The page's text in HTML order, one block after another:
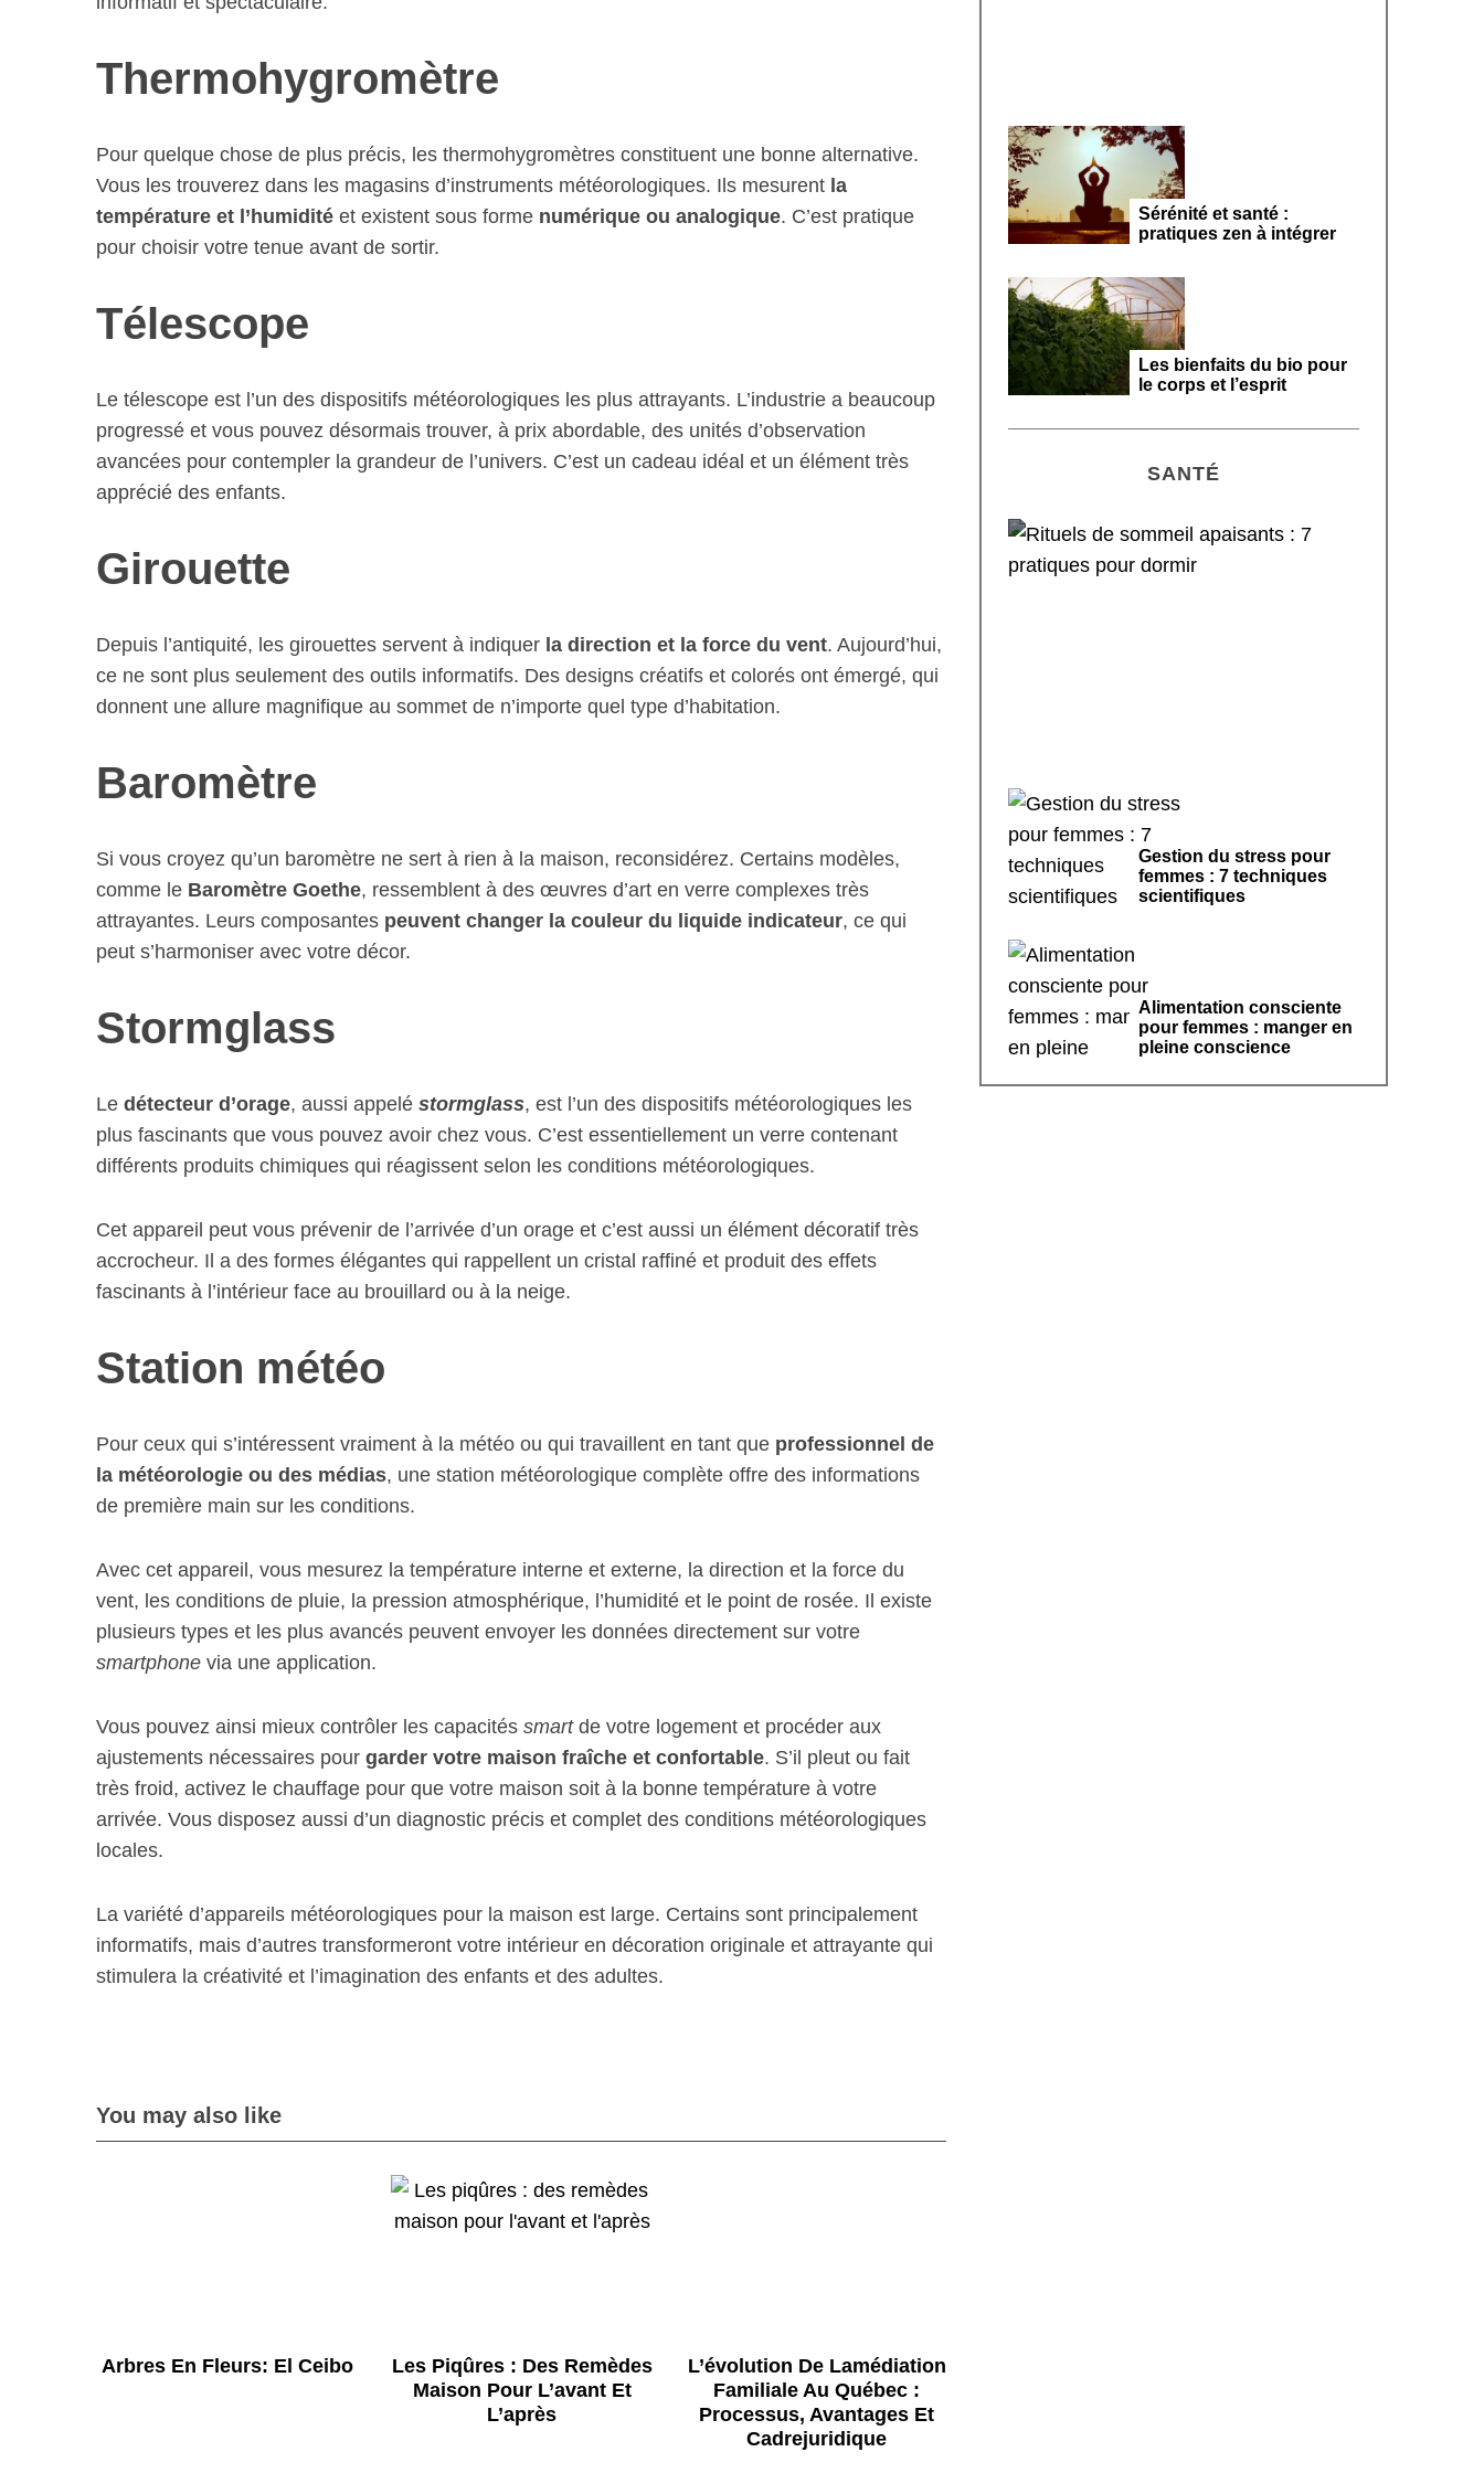
Thermohygromètre
Pour quelque chose de plus précis, les thermohygromètres constituent une bonne alternative.
Vous les trouverez dans les magasins d’instruments météorologiques. Ils mesurent la
température et l’humidité et existent sous forme numérique ou analogique. C’est pratique
pour choisir votre tenue avant de sortir.
Télescope
Le télescope est l’un des dispositifs météorologiques les plus attrayants. L’industrie a beaucoup
progressé et vous pouvez désormais trouver, à prix abordable, des unités d’observation
avancées pour contempler la grandeur de l’univers. C’est un cadeau idéal et un élément très
apprécié des enfants.
Girouette
Depuis l’antiquité, les girouettes servent à indiquer la direction et la force du vent. Aujourd’hui,
ce ne sont plus seulement des outils informatifs. Des designs créatifs et colorés ont émergé, qui
donnent une allure magnifique au sommet de n’importe quel type d’habitation.
Baromètre
Si vous croyez qu’un baromètre ne sert à rien à la maison, reconsidérez. Certains modèles,
comme le Baromètre Goethe, ressemblent à des œuvres d’art en verre complexes très
attrayantes. Leurs composantes peuvent changer la couleur du liquide indicateur, ce qui
peut s’harmoniser avec votre décor.
Stormglass
Le détecteur d’orage, aussi appelé stormglass, est l’un des dispositifs météorologiques les
plus fascinants que vous pouvez avoir chez vous. C’est essentiellement un verre contenant
différents produits chimiques qui réagissent selon les conditions météorologiques.
Cet appareil peut vous prévenir de l’arrivée d’un orage et c’est aussi un élément décoratif très
accrocheur. Il a des formes élégantes qui rappellent un cristal raffiné et produit des effets
fascinants à l’intérieur face au brouillard ou à la neige.
Station météo
Pour ceux qui s’intéressent vraiment à la météo ou qui travaillent en tant que professionnel de
la météorologie ou des médias, une station météorologique complète offre des informations
de première main sur les conditions.
Avec cet appareil, vous mesurez la température interne et externe, la direction et la force du
vent, les conditions de pluie, la pression atmosphérique, l’humidité et le point de rosée. Il existe
plusieurs types et les plus avancés peuvent envoyer les données directement sur votre
smartphone via une application.
Vous pouvez ainsi mieux contrôler les capacités smartde votre logement et procéder aux
ajustements nécessaires pour garder votre maison fraîche et confortable. S’il pleut ou fait
très froid, activez le chauffage pour que votre maison soit à la bonne température à votre
arrivée. Vous disposez aussi d’un diagnostic précis et complet des conditions météorologiques
locales.
La variété d’appareils météorologiques pour la maison est large. Certains sont principalement
informatifs, mais d’autres transformeront votre intérieur en décoration originale et attrayante qui
stimulera la créativité et l’imagination des enfants et des adultes.
You may also like
Arbres En Fleurs: El Ceibo
Les Piqûres : Des Remèdes
Maison Pour L’avant Et
L’après
L’évolution De Lamédiation
Familiale Au Québec :
Processus, Avantages Et
Cadrejuridique
Sérénité et santé :
pratiques zen à intégrer
Les bienfaits du bio pour
le corps et l’esprit
SANTÉ
Gestion du stress pour
femmes : 7 techniques
scientifiques
Alimentation consciente
pour femmes : manger en
pleine conscience
a
: